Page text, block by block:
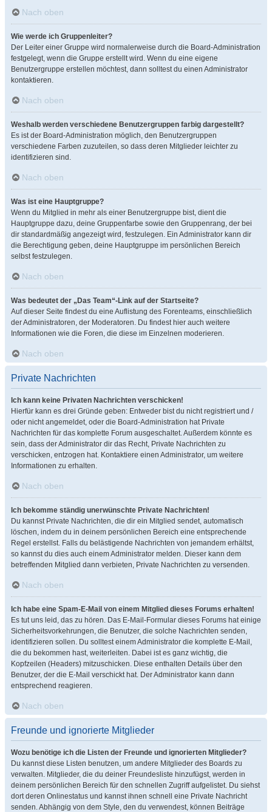
Nach oben
Wie werde ich Gruppenleiter?
Der Leiter einer Gruppe wird normalerweise durch die Board-Administration
festgelegt, wenn die Gruppe erstellt wird. Wenn du eine eigene
Benutzergruppe erstellen möchtest, dann solltest du einen Administrator
kontaktieren.
Nach oben
Weshalb werden verschiedene Benutzergruppen farbig dargestellt?
Es ist der Board-Administration möglich, den Benutzergruppen
verschiedene Farben zuzuteilen, so dass deren Mitglieder leichter zu
identifizieren sind.
Nach oben
Was ist eine Hauptgruppe?
Wenn du Mitglied in mehr als einer Benutzergruppe bist, dient die
Hauptgruppe dazu, deine Gruppenfarbe sowie den Gruppenrang, der bei
dir standardmäßig angezeigt wird, festzulegen. Ein Administrator kann dir
die Berechtigung geben, deine Hauptgruppe im persönlichen Bereich
selbst festzulegen.
Nach oben
Was bedeutet der „Das Team“-Link auf der Startseite?
Auf dieser Seite findest du eine Auflistung des Forenteams, einschließlich
der Administratoren, der Moderatoren. Du findest hier auch weitere
Informationen wie die Foren, die diese im Einzelnen moderieren.
Nach oben
Private Nachrichten
Ich kann keine Privaten Nachrichten verschicken!
Hierfür kann es drei Gründe geben: Entweder bist du nicht registriert und /
oder nicht angemeldet, oder die Board-Administration hat Private
Nachrichten für das komplette Forum ausgeschaltet. Außerdem könnte es
sein, dass der Administrator dir das Recht, Private Nachrichten zu
verschicken, entzogen hat. Kontaktiere einen Administrator, um weitere
Informationen zu erhalten.
Nach oben
Ich bekomme ständig unerwünschte Private Nachrichten!
Du kannst Private Nachrichten, die dir ein Mitglied sendet, automatisch
löschen, indem du in deinem persönlichen Bereich eine entsprechende
Regel erstellst. Falls du belästigende Nachrichten von jemandem erhältst,
so kannst du dies auch einem Administrator melden. Dieser kann dem
betreffenden Mitglied dann verbieten, Private Nachrichten zu versenden.
Nach oben
Ich habe eine Spam-E-Mail von einem Mitglied dieses Forums erhalten!
Es tut uns leid, das zu hören. Das E-Mail-Formular dieses Forums hat einige
Sicherheitsvorkehrungen, die Benutzer, die solche Nachrichten senden,
identifizieren sollen. Du solltest einem Administrator die komplette E-Mail,
die du bekommen hast, weiterleiten. Dabei ist es ganz wichtig, die
Kopfzeilen (Headers) mitzuschicken. Diese enthalten Details über den
Benutzer, der die E-Mail verschickt hat. Der Administrator kann dann
entsprechend reagieren.
Nach oben
Freunde und ignorierte Mitglieder
Wozu benötige ich die Listen der Freunde und ignorierten Mitglieder?
Du kannst diese Listen benutzen, um andere Mitglieder des Boards zu
verwalten. Mitglieder, die du deiner Freundesliste hinzufügst, werden in
deinem persönlichen Bereich für den schnellen Zugriff aufgelistet. Du siehst
dort deren Onlinestatus und kannst ihnen schnell eine Private Nachricht
senden. Abhängig von dem Style, den du verwendest, können Beiträge